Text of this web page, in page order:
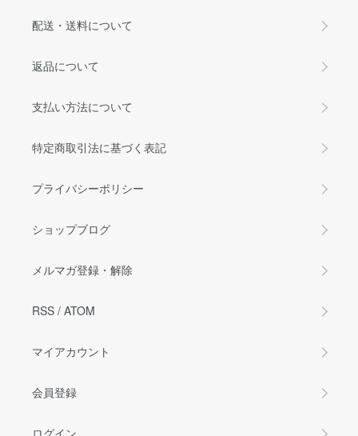
配送・送料について
返品について
支払い方法について
特定商取引法に基づく表記
プライバシーポリシー
ショップブログ
メルマガ登録・解除
RSS / ATOM
マイアカウント
会員登録